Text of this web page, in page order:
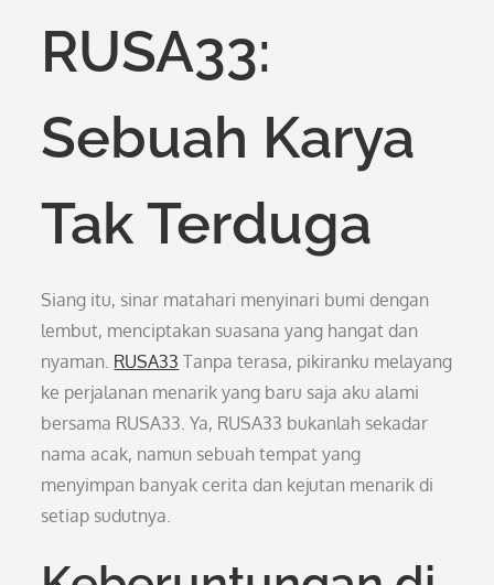
RUSA33:
Sebuah Karya
Tak Terduga
Siang itu, sinar matahari menyinari bumi dengan
lembut, menciptakan suasana yang hangat dan
nyaman. RUSA33 Tanpa terasa, pikiranku melayang
ke perjalanan menarik yang baru saja aku alami
bersama RUSA33. Ya, RUSA33 bukanlah sekadar
nama acak, namun sebuah tempat yang
menyimpan banyak cerita dan kejutan menarik di
setiap sudutnya.